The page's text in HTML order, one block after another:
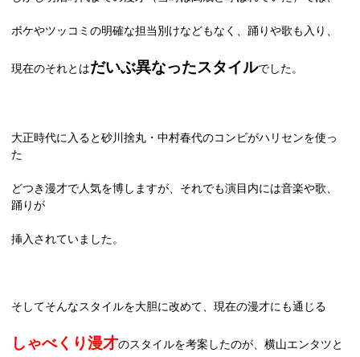
ボケやツッコミの明確な担当別けなどもなく、踊りや歌も入り、
現在のそれとはだいぶ異なったスタイルでした。
大正時代に入ると砂川捨丸・中村春代のコンビがハリセンを使っ
た
どつき漫才で人気を博しますが、それでも演目内には音楽や歌、
踊りが
挿入されていました。
そしてそんなスタイルを大胆に改めて、現在の漫才にも通じる
しゃべくり漫才のスタイルを考案したのが、横山エンタツと